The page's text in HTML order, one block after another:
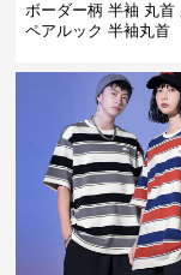
ボーダー柄 半袖 丸首
ペアルック 半袖丸首